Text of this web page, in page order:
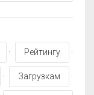
· Рейтингу ·
· Загрузкам ·